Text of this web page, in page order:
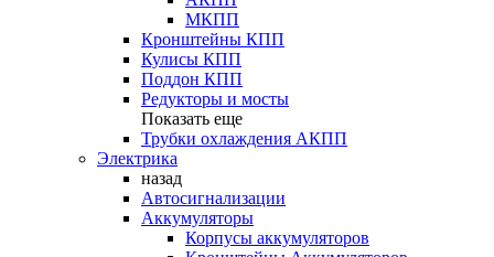
МКПП
Кронштейны КПП
Кулисы КПП
Поддон КПП
Редукторы и мосты
Показать еще
Трубки охлаждения АКПП
Электрика
назад
Автосигнализации
Аккумуляторы
Корпусы аккумуляторов